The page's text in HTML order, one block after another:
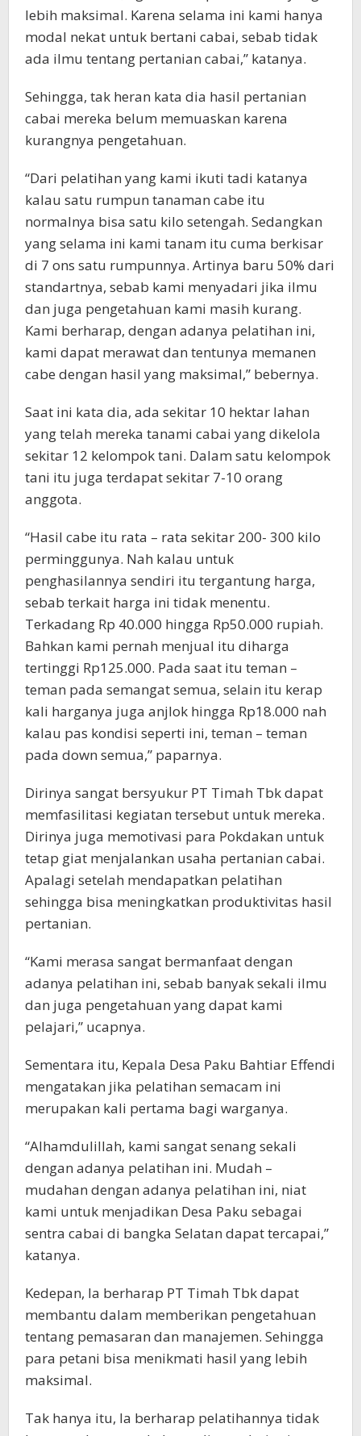
lebih maksimal. Karena selama ini kami hanya
modal nekat untuk bertani cabai, sebab tidak
ada ilmu tentang pertanian cabai,” katanya.
Sehingga, tak heran kata dia hasil pertanian
cabai mereka belum memuaskan karena
kurangnya pengetahuan.
“Dari pelatihan yang kami ikuti tadi katanya
kalau satu rumpun tanaman cabe itu
normalnya bisa satu kilo setengah. Sedangkan
yang selama ini kami tanam itu cuma berkisar
di 7 ons satu rumpunnya. Artinya baru 50% dari
standartnya, sebab kami menyadari jika ilmu
dan juga pengetahuan kami masih kurang.
Kami berharap, dengan adanya pelatihan ini,
kami dapat merawat dan tentunya memanen
cabe dengan hasil yang maksimal,” bebernya.
Saat ini kata dia, ada sekitar 10 hektar lahan
yang telah mereka tanami cabai yang dikelola
sekitar 12 kelompok tani. Dalam satu kelompok
tani itu juga terdapat sekitar 7-10 orang
anggota.
“Hasil cabe itu rata – rata sekitar 200- 300 kilo
perminggunya. Nah kalau untuk
penghasilannya sendiri itu tergantung harga,
sebab terkait harga ini tidak menentu.
Terkadang Rp 40.000 hingga Rp50.000 rupiah.
Bahkan kami pernah menjual itu diharga
tertinggi Rp125.000. Pada saat itu teman –
teman pada semangat semua, selain itu kerap
kali harganya juga anjlok hingga Rp18.000 nah
kalau pas kondisi seperti ini, teman – teman
pada down semua,” paparnya.
Dirinya sangat bersyukur PT Timah Tbk dapat
memfasilitasi kegiatan tersebut untuk mereka.
Dirinya juga memotivasi para Pokdakan untuk
tetap giat menjalankan usaha pertanian cabai.
Apalagi setelah mendapatkan pelatihan
sehingga bisa meningkatkan produktivitas hasil
pertanian.
“Kami merasa sangat bermanfaat dengan
adanya pelatihan ini, sebab banyak sekali ilmu
dan juga pengetahuan yang dapat kami
pelajari,” ucapnya.
Sementara itu, Kepala Desa Paku Bahtiar Effendi
mengatakan jika pelatihan semacam ini
merupakan kali pertama bagi warganya.
“Alhamdulillah, kami sangat senang sekali
dengan adanya pelatihan ini. Mudah –
mudahan dengan adanya pelatihan ini, niat
kami untuk menjadikan Desa Paku sebagai
sentra cabai di bangka Selatan dapat tercapai,”
katanya.
Kedepan, Ia berharap PT Timah Tbk dapat
membantu dalam memberikan pengetahuan
tentang pemasaran dan manajemen. Sehingga
para petani bisa menikmati hasil yang lebih
maksimal.
Tak hanya itu, Ia berharap pelatihannya tidak